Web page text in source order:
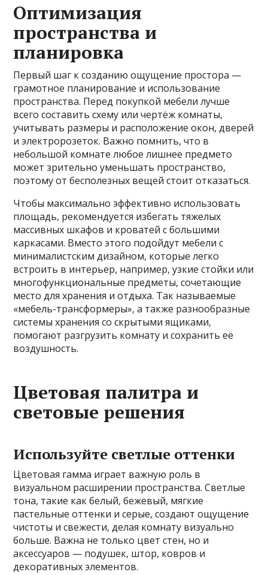
Оптимизация
пространства и
планировка
Первый шаг к созданию ощущение простора —
грамотное планирование и использование
пространства. Перед покупкой мебели лучше
всего составить схему или чертёж комнаты,
учитывать размеры и расположение окон, дверей
и электророзеток. Важно помнить, что в
небольшой комнате любое лишнее предмето
может зрительно уменьшать пространство,
поэтому от бесполезных вещей стоит отказаться.
Чтобы максимально эффективно использовать
площадь, рекомендуется избегать тяжелых
массивных шкафов и кроватей с большими
каркасами. Вместо этого подойдут мебели с
минималистским дизайном, которые легко
встроить в интерьер, например, узкие стойки или
многофункциональные предметы, сочетающие
место для хранения и отдыха. Так называемые
«мебель-трансформеры», а также разнообразные
системы хранения со скрытыми ящиками,
помогают разгрузить комнату и сохранить её
воздушность.
Цветовая палитра и
световые решения
Используйте светлые оттенки
Цветовая гамма играет важную роль в
визуальном расширении пространства. Светлые
тона, такие как белый, бежевый, мягкие
пастельные оттенки и серые, создают ощущение
чистоты и свежести, делая комнату визуально
больше. Важна не только цвет стен, но и
аксессуаров — подушек, штор, ковров и
декоративных элементов.